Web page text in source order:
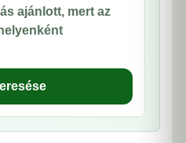
ajánlott, mert az